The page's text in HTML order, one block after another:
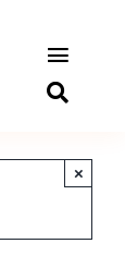
Toggle
Outils
×